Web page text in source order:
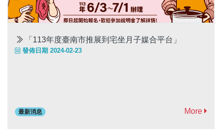
「113年度臺南市推展到宅坐月子媒合平台」
發佈日期 2024-02-23
最新消息 More